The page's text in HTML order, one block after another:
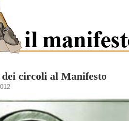
circoli al Manifesto